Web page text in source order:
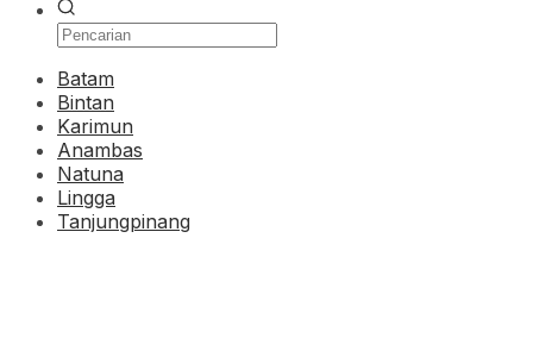
Batam
Bintan
Karimun
Anambas
Natuna
Lingga
Tanjungpinang